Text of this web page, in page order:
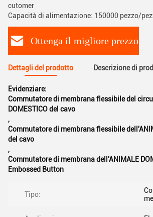
cutomer
Capacità di alimentazione: 150000 pezzo/
Ottenga il migliore prezzo
Dettagli del prodotto Descrizione di
Evidenziare:
Commutatore di membrana flessibile del
DOMESTICO del cavo
,
Commutatore di membrana flessibile
del cavo
,
Commutatore di membrana dell'ANIMALE
Embossed Button
Tipo: